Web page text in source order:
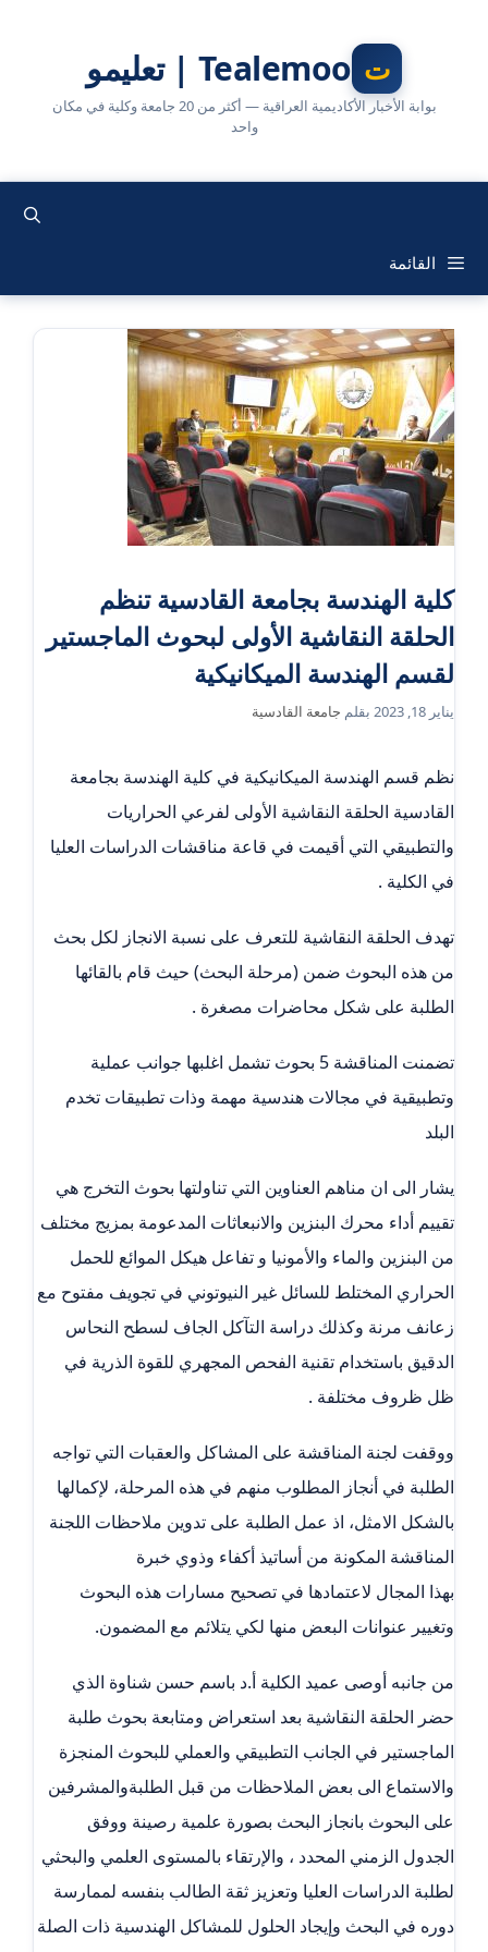
Tealemoo | تعليمو
بوابة الأخبار الأكاديمية العراقية — أكثر من 20 جامعة وكلية في مكان
واحد
القائمة
كلية الهندسة بجامعة القادسية تنظم
الحلقة النقاشية الأولى لبحوث الماجستير
لقسم الهندسة الميكانيكية
يناير 18, 2023 بقلم جامعة القادسية
نظم قسم الهندسة الميكانيكية في كلية الهندسة بجامعة
القادسية الحلقة النقاشية الأولى لفرعي الحراريات
والتطبيقي التي أقيمت في قاعة مناقشات الدراسات العليا
في الكلية .
تهدف الحلقة النقاشية للتعرف على نسبة الانجاز لكل بحث
من هذه البحوث ضمن (مرحلة البحث) حيث قام بالقائها
الطلبة على شكل محاضرات مصغرة .
تضمنت المناقشة 5 بحوث تشمل اغلبها جوانب عملية
وتطبيقية في مجالات هندسية مهمة وذات تطبيقات تخدم
البلد
يشار الى ان مناهم العناوين التي تناولتها بحوث التخرج هي
تقييم أداء محرك البنزين والانبعاثات المدعومة بمزيج مختلف
من البنزين والماء والأمونيا و تفاعل هيكل الموائع للحمل
الحراري المختلط للسائل غير النيوتوني في تجويف مفتوح مع
زعانف مرنة وكذلك دراسة التآكل الجاف لسطح النحاس
الدقيق باستخدام تقنية الفحص المجهري للقوة الذرية في
ظل ظروف مختلفة .
ووقفت لجنة المناقشة على المشاكل والعقبات التي تواجه
الطلبة في أنجاز المطلوب منهم في هذه المرحلة، لإكمالها
بالشكل الامثل، اذ عمل الطلبة على تدوين ملاحظات اللجنة
المناقشة المكونة من أساتيذ أكفاء وذوي خبرة
بهذا المجال لاعتمادها في تصحيح مسارات هذه البحوث
وتغيير عنوانات البعض منها لكي يتلائم مع المضمون.
من جانبه أوصى عميد الكلية أ.د باسم حسن شناوة الذي
حضر الحلقة النقاشية بعد استعراض ومتابعة بحوث طلبة
الماجستير في الجانب التطبيقي والعملي للبحوث المنجزة
والاستماع الى بعض الملاحظات من قبل الطلبةوالمشرفين
على البحوث بانجاز البحث بصورة علمية رصينة ووفق
الجدول الزمني المحدد ، والإرتقاء بالمستوى العلمي والبحثي
لطلبة الدراسات العليا وتعزيز ثقة الطالب بنفسه لممارسة
دوره في البحث وإيجاد الحلول للمشاكل الهندسية ذات الصلة